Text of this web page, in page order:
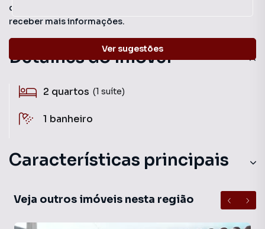
conferir outros em nosso site ou deixar seu contato para
receber mais informações.
Ver sugestões
Detalhes do imóvel
2 quartos (1 suíte)
1 banheiro
Características principais
Veja outros imóveis nesta região